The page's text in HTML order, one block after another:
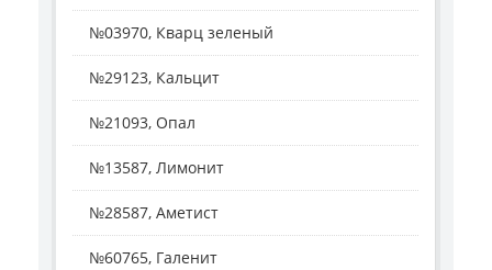
№03970, Кварц зеленый
№29123, Кальцит
№21093, Опал
№13587, Лимонит
№28587, Аметист
№60765, Галенит